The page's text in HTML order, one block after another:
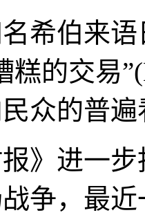
伯来语
糕的交易
众的普遍
进一步
争，最